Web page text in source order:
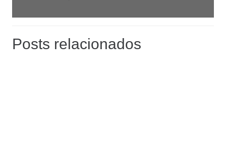
Posts relacionados